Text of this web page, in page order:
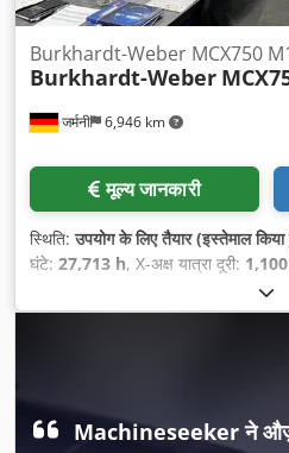
जर्मनी 6,946 km
Burkhardt-Weber MCX750
Burkhardt-Weber
मूल्य जानकारी
स्थिति:उपयोग के लिए तैयार (इस्तेमाल
घंटे: 27,713 h, X-अक्ष यात्रा दूरी: 1,100
1,250 मिमी,
कंट्रोलर मॉडल:840D, कुल ऊँचाई:
6,000 मिमी, धुरों की संख्या:
Machineseeker ने